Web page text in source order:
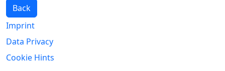
Back
Imprint
Data Privacy
Cookie Hints